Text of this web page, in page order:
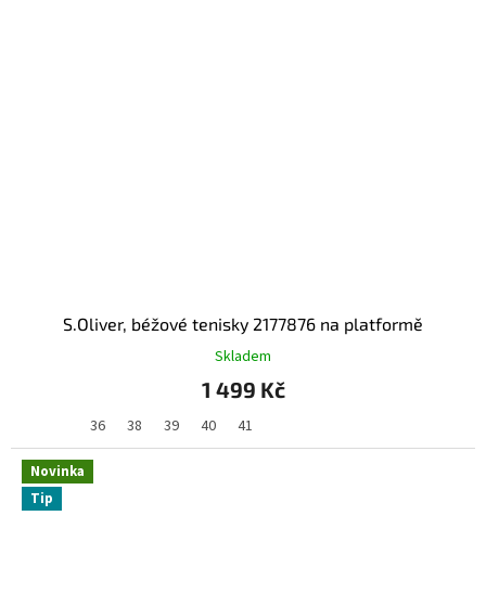
S.Oliver, béžové tenisky 2177876 na platformě
Skladem
1 499 Kč
36 38 39 40 41
Novinka
Tip